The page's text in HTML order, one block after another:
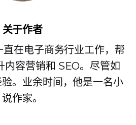
关于作者
在电子商务行业工作，帮
内容营销和 SEO。尽管如
。业余时间，他是一名小
说作家。